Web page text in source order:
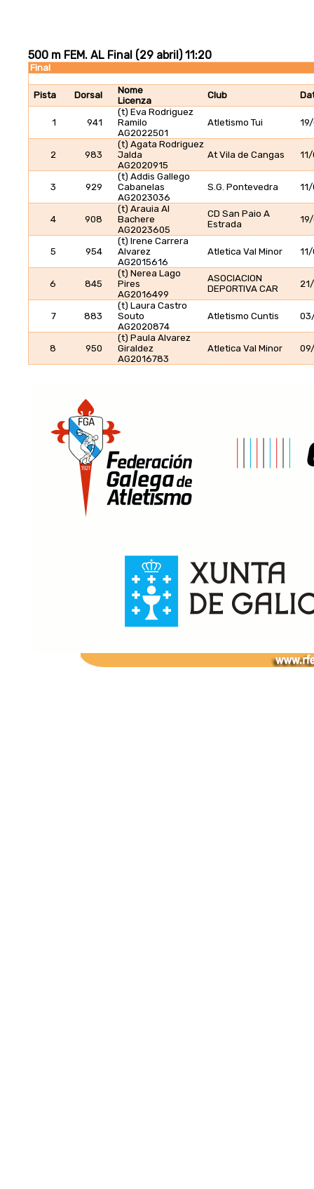
Final
Pista Dorsal
Nome
Licenza
Club
1 941
(t) Eva Rodriguez
Ramilo
AG2022501
Atletismo Tui
2 983
(t) Agata Rodriguez
Jalda
AG2020915
At Vila de Cangas
3 929
(t) Addis Gallego
Cabanelas
AG2023036
S.G. Pontevedra
4 908
(t) Arauia Al
Bachere
AG2023605
CD San Paio A
Estrada
5 954
(t) Irene Carrera
Alvarez
AG2015616
Atletica Val Minor
6 845
(t) Nerea Lago
Pires
AG2016499
ASOCIACION
DEPORTIVA CAR
7 883
(t) Laura Castro
Souto
AG2020874
Atletismo Cuntis
8 950
(t) Paula Alvarez
Giraldez
AG2016783
Atletica Val Minor
500 m FEM. AL Final (29 abril) 11:20